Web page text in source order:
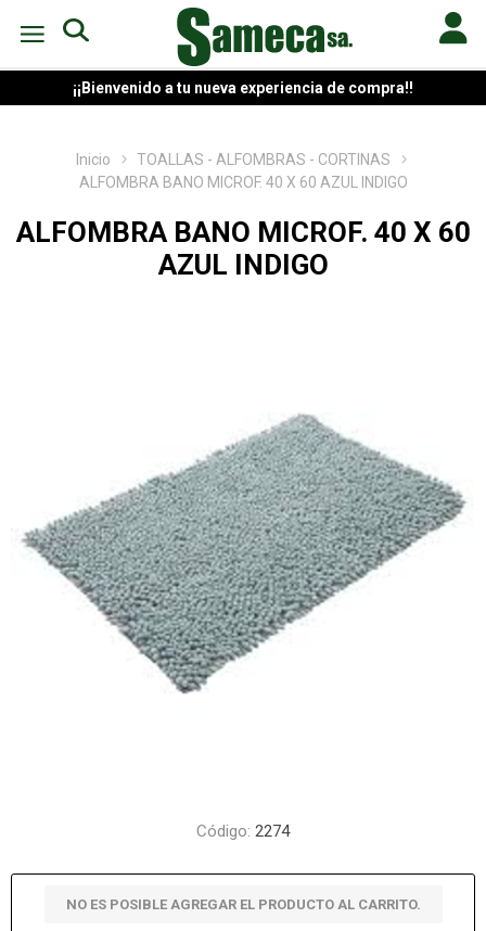
¡¡Bienvenido a tu nueva experiencia de compra!!
Inicio
TOALLAS - ALFOMBRAS - CORTINAS
ALFOMBRA BANO MICROF. 40 X 60 AZUL INDIGO
ALFOMBRA BANO MICROF. 40 X 60
AZUL INDIGO
Código: 2274
NO ES POSIBLE AGREGAR EL PRODUCTO AL CARRITO.